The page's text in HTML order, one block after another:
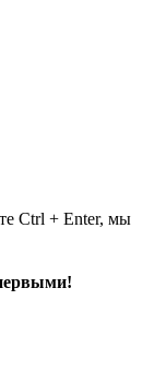
Ctrl + Enter, мы